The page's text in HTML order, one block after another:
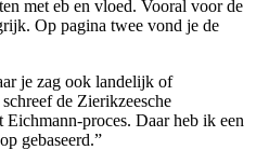
met eb en vloed. Vooral voor de
Op pagina twee vond je de
je zag ook landelijk of
de Zierikzeesche
proces. Daar heb ik een
gebaseerd.”